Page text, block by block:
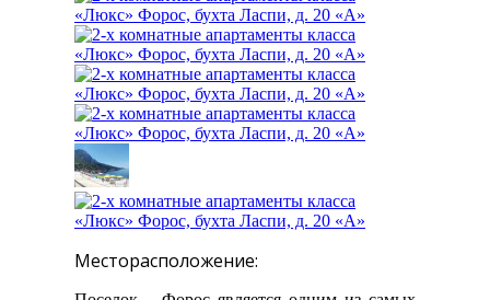
Месторасположение: